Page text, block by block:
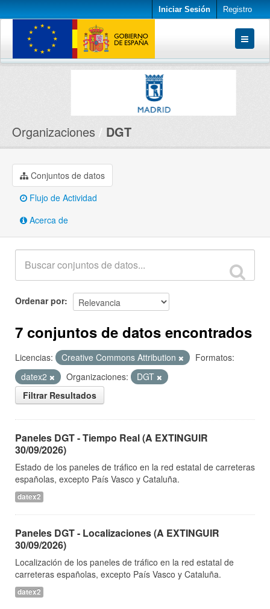
Iniciar Sesión Registro
Conjuntos de datos
Organizaciones DGT
Conjuntos de datos
Flujo de Actividad
Acerca de
Ordenar por
7 conjuntos de datos encontrados
Licencias: Creative Commons Attribution
Formatos:
datex2
Organizaciones:
DGT
Filtrar Resultados
Paneles DGT - Tiempo Real (A EXTINGUIR
30/09/2026)
Estado de los paneles de tráfico en la red estatal de carreteras
españolas, excepto País Vasco y Cataluña.
datex2
Paneles DGT - Localizaciones (A EXTINGUIR
30/09/2026)
Localización de los paneles de tráfico en la red estatal de
carreteras españolas, excepto País Vasco y Cataluña.
datex2